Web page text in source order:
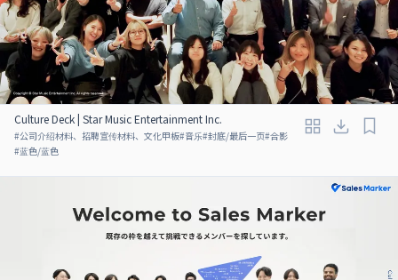
Culture Deck | Star Music Entertainment Inc.
#公司介绍材料、招聘宣传材料、文化甲板#音乐#封底/最后一页#合影
#蓝色/蓝色